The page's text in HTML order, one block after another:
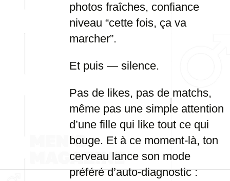
photos fraîches, confiance
niveau “cette fois, ça va
marcher”.
Et puis — silence.
Pas de likes, pas de matchs,
même pas une simple attention
d’une fille qui like tout ce qui
bouge. Et à ce moment-là, ton
cerveau lance son mode
préféré d’auto-diagnostic :